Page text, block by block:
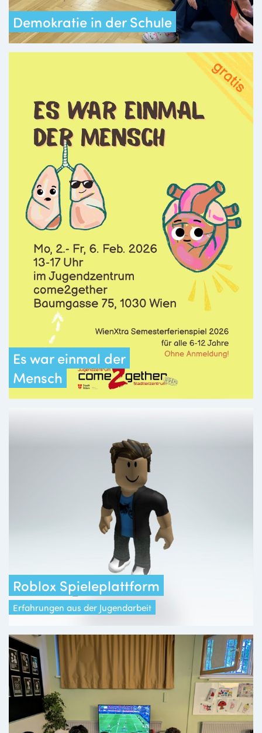
Demokratie in der Schule
Es war einmal der
Mensch
Roblox Spieleplattform
Erfahrungen aus der Jugendarbeit